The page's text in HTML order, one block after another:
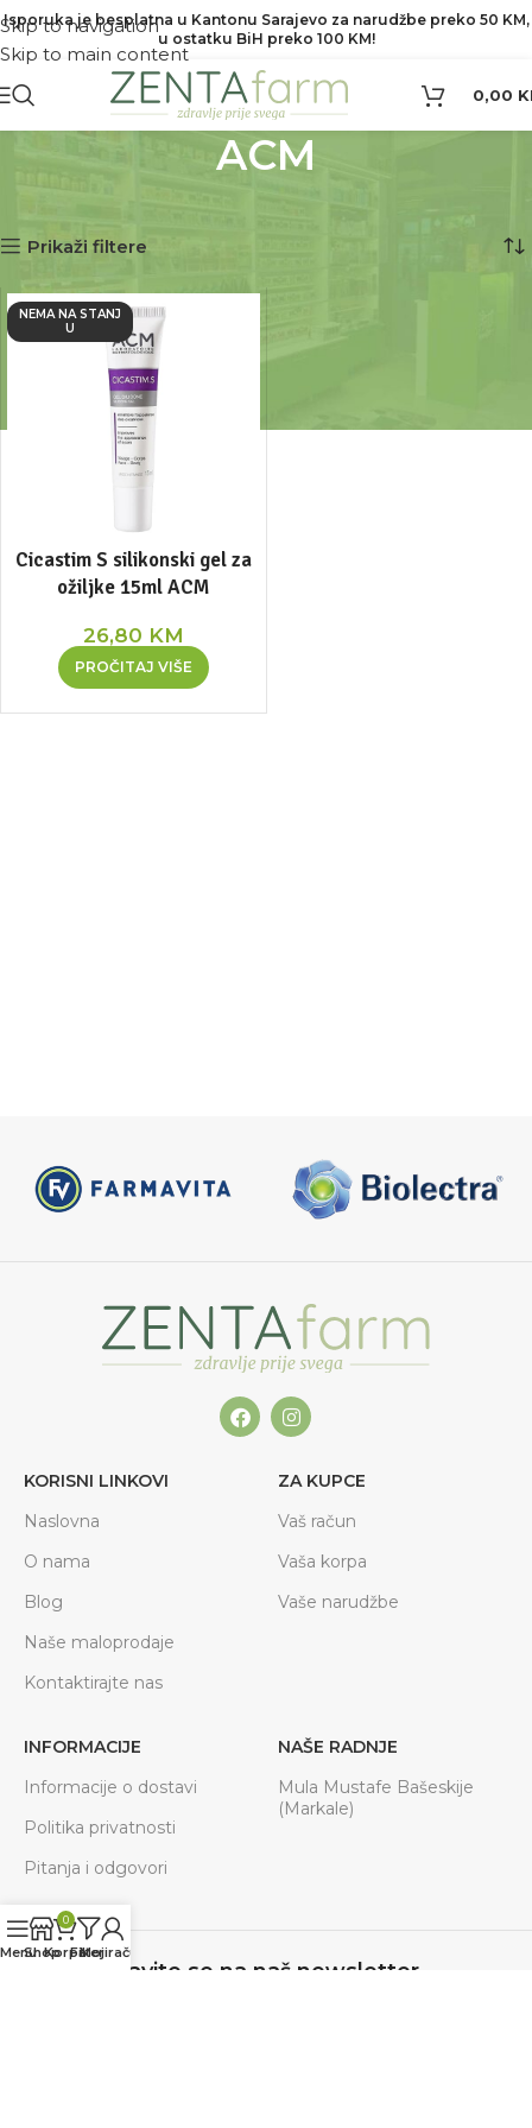
Skip to navigation
Skip to main content
Isporuka je besplatna u Kantonu Sarajevo za narudžbe preko 50 KM,
u ostatku BiH preko 100 KM!
0,00
ACM
Prikaži filtere
NEMA NA STANJ
U
Cicastim S silikonski gel za
ožiljke 15ml ACM
26,80 KM
PROČITAJ VIŠE
KORISNI LINKOVI
Naslovna
O nama
Blog
Naše maloprodaje
Kontaktirajte nas
ZA KUPCE
Vaš račun
Vaša korpa
Vaše narudžbe
INFORMACIJE
Informacije o dostavi
Politika privatnosti
Pitanja i odgovori
NAŠE RADNJE
Mula Mustafe Bašeskije
(Markale)
Prijavite se na naš newsletter
MenuShop
0
KorpaFilteri
Moj račun